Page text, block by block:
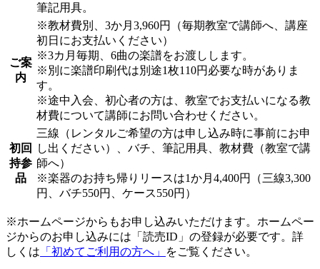
筆記用具。
ご案
内
※教材費別、3か月3,960円（毎期教室で講師へ、講座
初日にお支払いください）
※3カ月毎期、6曲の楽譜をお渡しします。
※別に楽譜印刷代は別途1枚110円必要な時がありま
す。
※途中入会、初心者の方は、教室でお支払いになる教
材費について講師にお問い合わせください。
初回
持参
品
三線（レンタルご希望の方は申し込み時に事前にお申
し出ください）、バチ、筆記用具、教材費（教室で講
師へ）
※楽器のお持ち帰りリースは1か月4,400円（三線3,300
円、バチ550円、ケース550円）
※ホームページからもお申し込みいただけます。ホームペー
ジからのお申し込みには「読売ID」の登録が必要です。詳
しくは 「初めてご利用の方へ」 をご覧ください。